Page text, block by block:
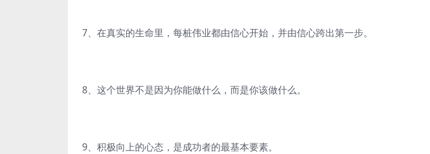
7、在真实的生命里，每桩伟业都由信心开始，并由信心跨出第一步。
8、这个世界不是因为你能做什么，而是你该做什么。
9、积极向上的心态，是成功者的最基本要素。